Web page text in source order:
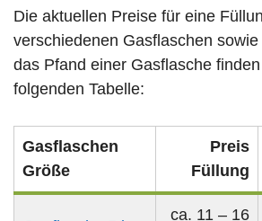
Die aktuellen Preise für eine
verschiedenen Gasflaschen
das Pfand einer Gasflasche
folgenden Tabelle:
Gasflaschen
Größe
Preis
Füllung
ca. 11 – 16